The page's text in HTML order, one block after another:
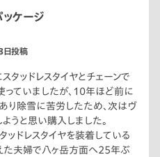
ケージ
投稿
タッドレスタイヤとチェーンで
っていましたが、10年ほど前に
り除雪に苦労したため、次はヴ
うと思い購入しました。
ッドレスタイヤを装着している
た夫婦で八ヶ岳方面へ25年ぶ